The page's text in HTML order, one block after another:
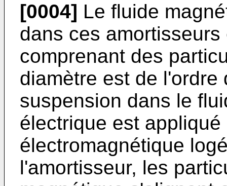
[0004] Le fluide
dans ces
comprenant des
diamètre est de
suspension dans le
électrique est
électromagnétique
l'amortisseur, les